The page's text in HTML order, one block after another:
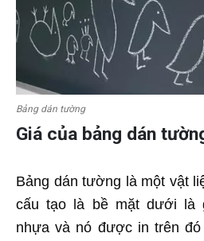
Bảng dán tường
Giá của bảng dán
Bảng dán tường là một vật
cấu tạo là bề mặt dưới là
nhựa và nó được in trên